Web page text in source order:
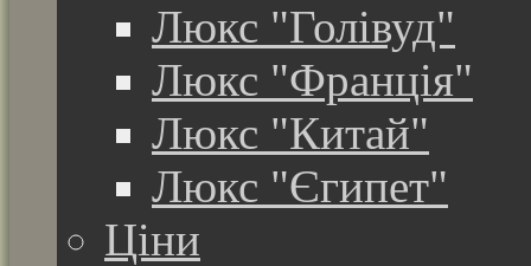
Люкс "Голівуд"
Люкс "Франція"
Люкс "Китай"
Люкс "Єгипет"
Ціни